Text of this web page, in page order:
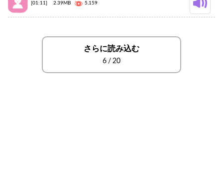
[01:11] 2.39MB 5,159
さらに読み込む
6 / 20